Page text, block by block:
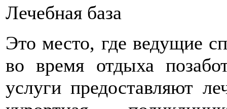
Лечебная база
Это место, где ведущие
во время отдыха
услуги предоставляют